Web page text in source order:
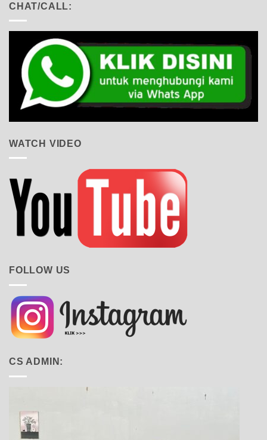
CHAT/CALL:
WATCH VIDEO
FOLLOW US
CS ADMIN: